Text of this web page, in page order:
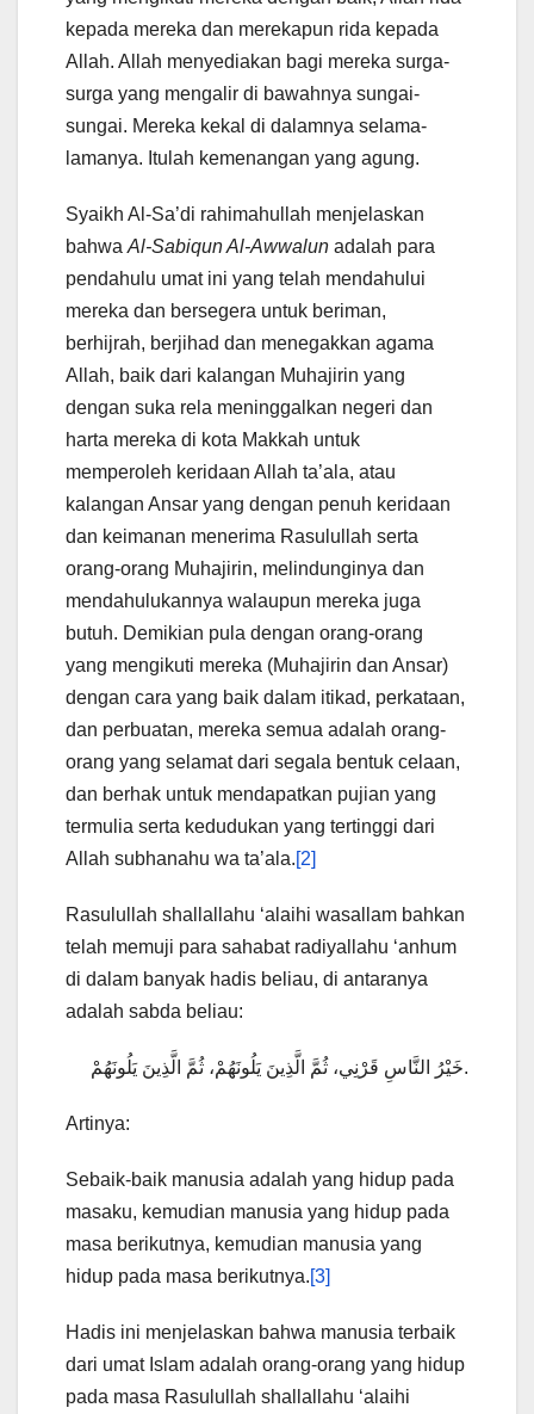
kepada mereka dan merekapun rida kepada
Allah. Allah menyediakan bagi mereka surga-
surga yang mengalir di bawahnya sungai-
sungai. Mereka kekal di dalamnya selama-
lamanya. Itulah kemenangan yang agung.
Syaikh Al-Sa’di rahimahullah menjelaskan
bahwa Al-Sabiqun Al-Awwalun adalah para
pendahulu umat ini yang telah mendahului
mereka dan bersegera untuk beriman,
berhijrah, berjihad dan menegakkan agama
Allah, baik dari kalangan Muhajirin yang
dengan suka rela meninggalkan negeri dan
harta mereka di kota Makkah untuk
memperoleh keridaan Allah ta’ala, atau
kalangan Ansar yang dengan penuh keridaan
dan keimanan menerima Rasulullah serta
orang-orang Muhajirin, melindunginya dan
mendahulukannya walaupun mereka juga
butuh. Demikian pula dengan orang-orang
yang mengikuti mereka (Muhajirin dan Ansar)
dengan cara yang baik dalam itikad, perkataan,
dan perbuatan, mereka semua adalah orang-
orang yang selamat dari segala bentuk celaan,
dan berhak untuk mendapatkan pujian yang
termulia serta kedudukan yang tertinggi dari
Allah subhanahu wa ta’ala.[2]
Rasulullah shallallahu ‘alaihi wasallam bahkan
telah memuji para sahabat radiyallahu ‘anhum
di dalam banyak hadis beliau, di antaranya
adalah sabda beliau:
خَيْرُ النَّاسِ قَرْنِي، ثُمَّ الَّذِينَ يَلُونَهُمْ، ثُمَّ الَّذِينَ يَلُونَهُمْ.
Artinya:
Sebaik-baik manusia adalah yang hidup pada
masaku, kemudian manusia yang hidup pada
masa berikutnya, kemudian manusia yang
hidup pada masa berikutnya.[3]
Hadis ini menjelaskan bahwa manusia terbaik
dari umat Islam adalah orang-orang yang hidup
pada masa Rasulullah shallallahu ‘alaihi